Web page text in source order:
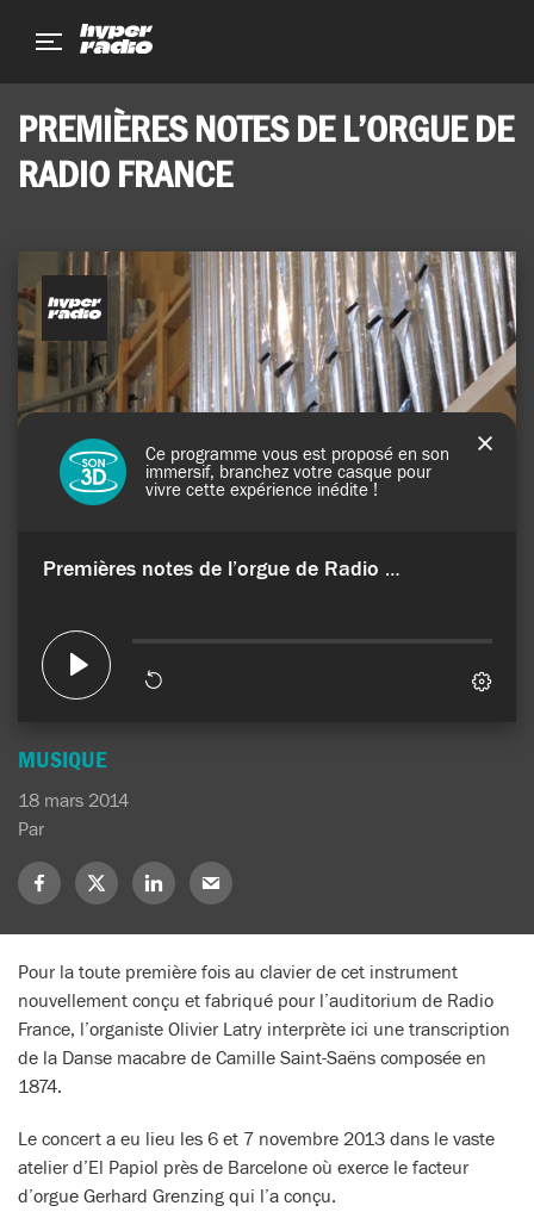
page
PREMIÈRES NOTES DE L’ORGUE DE
RADIO FRANCE
MUSIQUE
18 mars 2014
Par
Partagez
sur
Facebook
Partagez
sur
X
Partagez
sur
LinkedIn
Partagez
sur
Mail
Pour la toute première fois au clavier de cet instrument
nouvellement conçu et fabriqué pour l’auditorium de Radio
France, l’organiste Olivier Latry interprète ici une transcription
de la Danse macabre de Camille Saint-Saëns composée en
1874.
Le concert a eu lieu les 6 et 7 novembre 2013 dans le vaste
atelier d’El Papiol près de Barcelone où exerce le facteur
d’orgue Gerhard Grenzing qui l’a conçu.